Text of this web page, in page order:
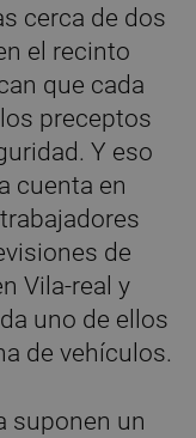
cerca de dos
el recinto
que cada
preceptos
Y eso
cuenta en
de
Vila-real y
uno de ellos
de vehículos.
suponen un